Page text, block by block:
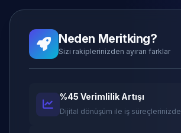
Neden Meritking?
Sizi rakiplerinizden ayıran farklar
%45 Verimlilik Artışı
Dijital dönüşüm ile iş süreçlerinizde